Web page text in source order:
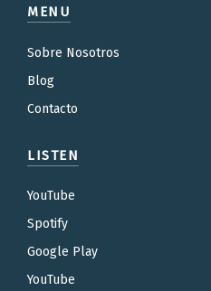
MENU
Sobre Nosotros
Blog
Contacto
LISTEN
YouTube
Spotify
Google Play
YouTube